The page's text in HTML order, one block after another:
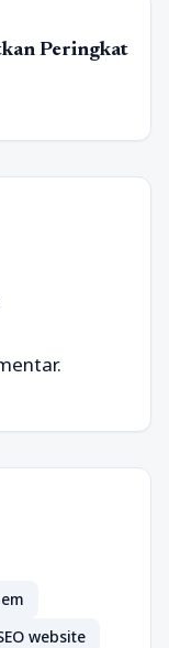
Peringkat
website